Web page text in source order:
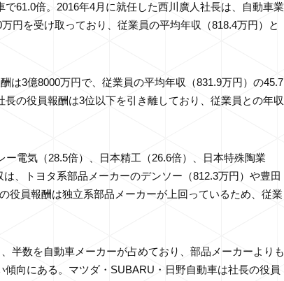
61.0倍。2016年4月に就任した西川廣人社長は、自動車業
円を受け取っており、従業員の平均年収（818.4万円）と
は3億8000万円で、従業員の平均年収（831.9万円）の45.7
の役員報酬は3位以下を引き離しており、従業員との年収
電気（28.5倍）、日本精工（26.6倍）、日本特殊陶業
は、トヨタ系部品メーカーのデンソー（812.3万円）や豊田
役員報酬は独立系部品メーカーが上回っているため、従業
半数を自動車メーカーが占めており、部品メーカーよりも
向にある。マツダ・SUBARU・日野自動車は社長の役員